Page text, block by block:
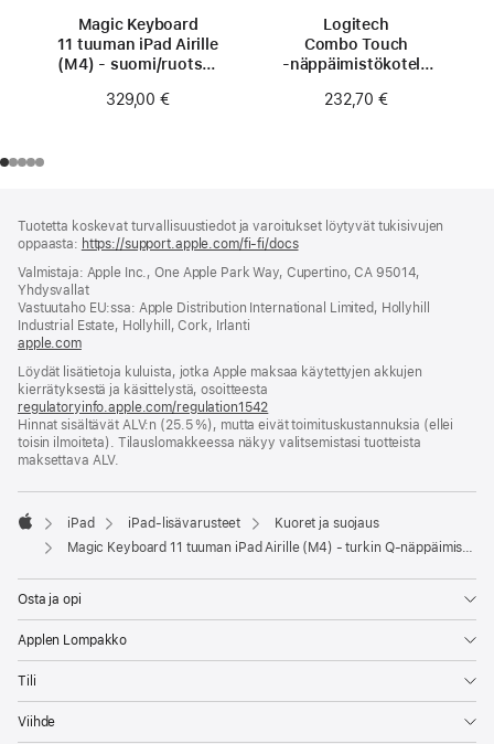
Magic Keyboard
11 tuuman iPad Airille
(M4) - suomi/ruotsi -
329,00 €
Logitech
Combo Touch
‑näppäimistö­kotelo
(M4)
232,70 €
Tuotetta koskevat turvallisuustiedot ja varoitukset löytyvät tukisivujen
oppaasta: https://support.apple.com/fi-fi/docs(avautuu
ikkunaan)
Valmistaja: Apple Inc., One Apple Park Way, Cupertino, CA 95014,
Yhdysvallat
Vastuutaho EU:ssa: Apple Distribution International Limited, Hollyhill
Industrial Estate, Hollyhill, Cork, Irlanti
apple.com(avautuu
ikkunaan)
Löydät lisätietoja kuluista, jotka Apple maksaa käytettyjen akkujen
kierrätyksestä ja käsittelystä, osoitteesta
regulatoryinfo.apple.com/regulation1542
uuteen
ikkunaan)
Hinnat sisältävät ALV:n (25.5 %), mutta eivät toimitus­kustannuksia (ellei
toisin ilmoiteta). Tilauslomakkeessa näkyy valitsemistasi tuotteista
maksettava ALV.
Apple
iPad iPad-lisävarusteet
Kuoret ja suojaus
Magic Keyboard 11 tuuman iPad Airille (M4) - turkin Q-näppäimistö - musta
Osta ja opi
Applen Lompakko
Tili
Viihde